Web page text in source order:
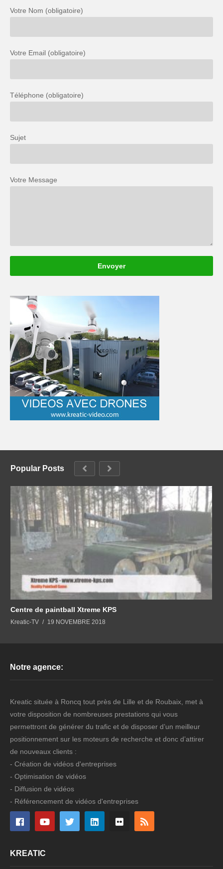
Votre Nom (obligatoire)
Votre Email (obligatoire)
Téléphone (obligatoire)
Sujet
Votre Message
Popular Posts
Centre de paintball Xtreme KPS
Kreatic-TV 19 NOVEMBRE 2018
Notre agence:
Kreatic située à Roncq tout près de Lille et de Roubaix, met à
votre disposition de nombreuses prestations qui vous
permettront de générer du trafic et de disposer d’un meilleur
positionnement sur les moteurs de recherche et donc d’attirer
de nouveaux clients :
- Création de vidéos d'entreprises
- Optimisation de vidéos
- Diffusion de vidéos
- Référencement de vidéos d'entreprises
KREATIC